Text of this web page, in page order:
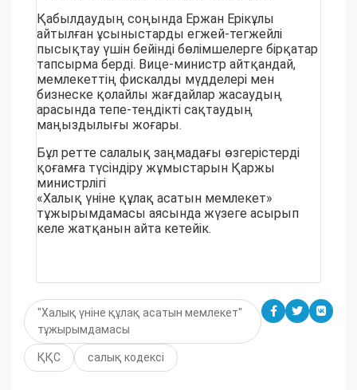
Қабылдаудың соңында Ержан Ерікұлы
айтылған ұсыныстарды егжей-тегжейлі
пысықтау үшін бейінді бөлімшелерге бірқатар
тапсырма берді. Вице-министр айтқандай,
мемлекеттің фискалды мүдделері мен
бизнеске қолайлы жағдайлар жасаудың
арасында тепе-теңдікті сақтаудың
маңыздылығы жоғары.
Бұл ретте салалық заңмадағы өзгерістерді
қоғамға түсіндіру жұмыстарын Қаржы
министрлігі
«Халық үніне құлақ асатын мемлекет»
тұжырымдамасы аясында жүзеге асырып
келе жатқанын айта кетейік.
"Халық үніне құлақ асатын мемлекет"
тұжырымдамасы
ҚҚС салық кодексі